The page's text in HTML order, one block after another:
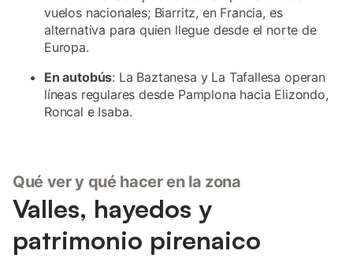
vuelos nacionales; Biarritz, en Francia, es
alternativa para quien llegue desde el norte de
Europa.
En autobús: La Baztanesa y La Tafallesa operan
líneas regulares desde Pamplona hacia Elizondo,
Roncal e Isaba.
Qué ver y qué hacer en la zona
Valles, hayedos y
patrimonio pirenaico